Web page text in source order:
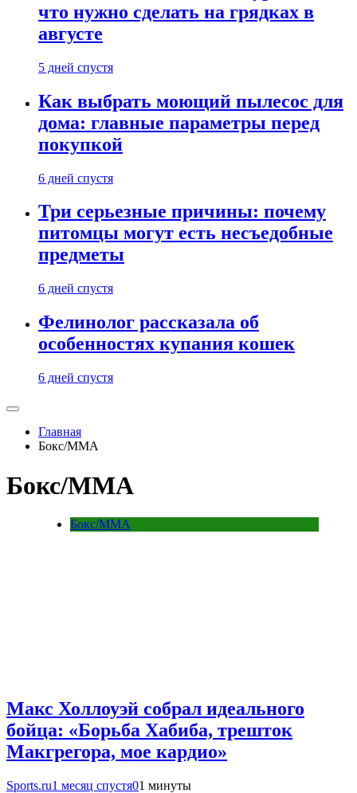
что нужно сделать на грядках в
августе
5 дней спустя
Как выбрать моющий пылесос для
дома: главные параметры перед
покупкой
6 дней спустя
Три серьезные причины: почему
питомцы могут есть несъедобные
предметы
6 дней спустя
Фелинолог рассказала об
особенностях купания кошек
6 дней спустя
Главная
Бокс/MMA
Бокс/MMA
Бокс/MMA
Макс Холлоуэй собрал идеального
бойца: «Борьба Хабиба, трешток
Макгрегора, мое кардио»
Sports.ru1 месяц спустя01 минуты